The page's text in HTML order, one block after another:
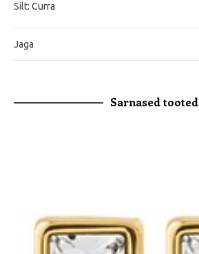
Silt: Curra
Jaga
Sarnased tooted